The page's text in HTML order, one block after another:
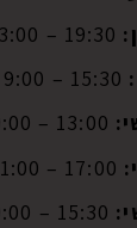
13:00 – 9:00
15:30 – 9:00